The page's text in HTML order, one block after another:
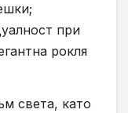
при
рокля
света, като